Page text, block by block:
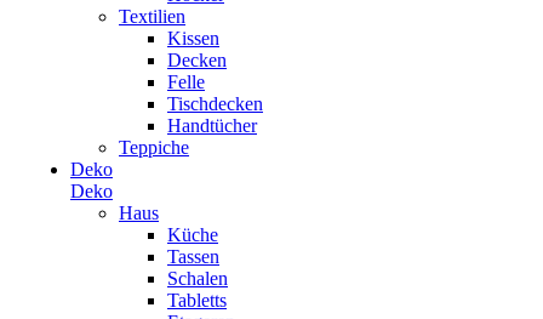
Textilien
Kissen
Decken
Felle
Tischdecken
Handtücher
Teppiche
Deko
Deko
Haus
Küche
Tassen
Schalen
Tabletts